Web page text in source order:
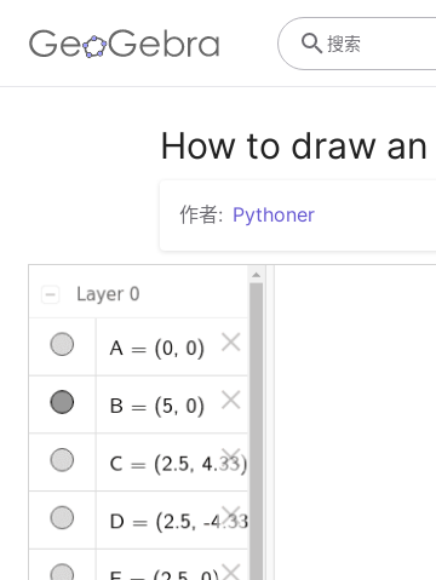
搜索
How to draw
作者: Pythoner